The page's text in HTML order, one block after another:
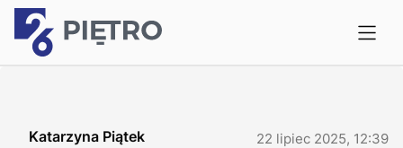
Katarzyna Piątek 22 lipiec 2025, 12:39